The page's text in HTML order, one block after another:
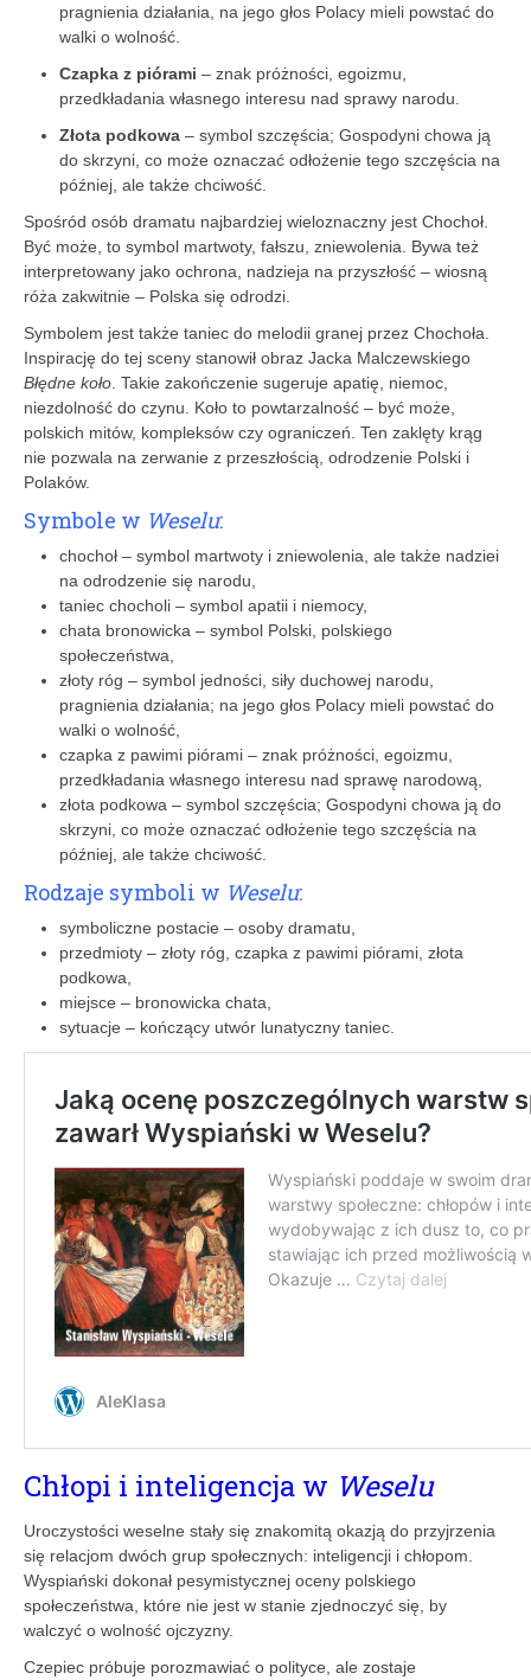
pragnienia działania, na jego głos Polacy mieli powstać do
walki o wolność.
Czapka z piórami – znak próżności, egoizmu,
przedkładania własnego interesu nad sprawy narodu.
Złota podkowa – symbol szczęścia; Gospodyni chowa ją
do skrzyni, co może oznaczać odłożenie tego szczęścia na
później, ale także chciwość.
Spośród osób dramatu najbardziej wieloznaczny jest Chochoł.
Być może, to symbol martwoty, fałszu, zniewolenia. Bywa też
interpretowany jako ochrona, nadzieja na przyszłość – wiosną
róża zakwitnie – Polska się odrodzi.
Symbolem jest także taniec do melodii granej przez Chochoła.
Inspirację do tej sceny stanowił obraz Jacka Malczewskiego
Błędne koło . Takie zakończenie sugeruje apatię, niemoc,
niezdolność do czynu. Koło to powtarzalność – być może,
polskich mitów, kompleksów czy ograniczeń. Ten zaklęty krąg
nie pozwala na zerwanie z przeszłością, odrodzenie Polski i
Polaków.
Symbole w Weselu:
chochoł – symbol martwoty i zniewolenia, ale także nadziei
na odrodzenie się narodu,
taniec chocholi – symbol apatii i niemocy,
chata bronowicka – symbol Polski, polskiego
społeczeństwa,
złoty róg – symbol jedności, siły duchowej narodu,
pragnienia działania; na jego głos Polacy mieli powstać do
walki o wolność,
czapka z pawimi piórami – znak próżności, egoizmu,
przedkładania własnego interesu nad sprawę narodową,
złota podkowa – symbol szczęścia; Gospodyni chowa ją do
skrzyni, co może oznaczać odłożenie tego szczęścia na
później, ale także chciwość.
Rodzaje symboli w Weselu:
symboliczne postacie – osoby dramatu,
przedmioty – złoty róg, czapka z pawimi piórami, złota
podkowa,
miejsce – bronowicka chata,
sytuacje – kończący utwór lunatyczny taniec.
Chłopi i inteligencja w Weselu
Uroczystości weselne stały się znakomitą okazją do przyjrzenia
się relacjom dwóch grup społecznych: inteligencji i chłopom.
Wyspiański dokonał pesymistycznej oceny polskiego
społeczeństwa, które nie jest w stanie zjednoczyć się, by
walczyć o wolność ojczyzny.
Czepiec próbuje porozmawiać o polityce, ale zostaje